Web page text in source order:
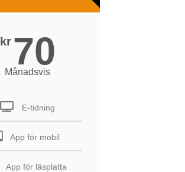
kr 70
Månadsvis
E-tidning
App för mobil
App för läsplatta